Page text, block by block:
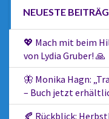
NEUESTE
💖 Mach mit beim
von Lydia Gruber! 🙏
🦋 Monika Hagn:
– Buch jetzt
🍂 Rückblick: